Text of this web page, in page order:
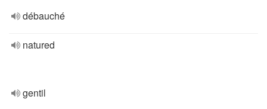
débauché
natured
gentil